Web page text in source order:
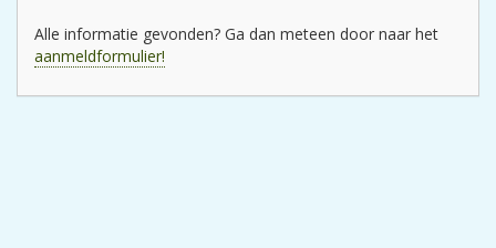
Alle informatie gevonden? Ga dan meteen door naar het
aanmeldformulier!